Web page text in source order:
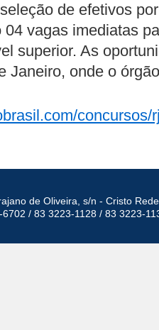
de efetivos
04 vagas imediatas
superior. As
Janeiro, onde o
concursos/
de Oliveira, s/n - Cristo
/ 83 3223-1128 / 83 3223-